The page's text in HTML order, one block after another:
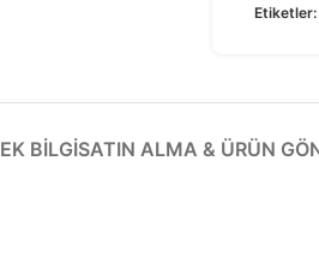
Etiketler:
EK BILGISATIN ALMA & ÜRÜN